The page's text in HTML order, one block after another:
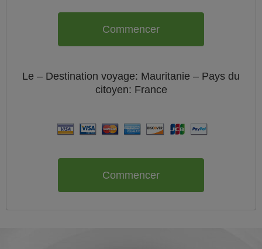
Commencer
Le – Destination voyage: Mauritanie – Pays du
citoyen: France
Commencer